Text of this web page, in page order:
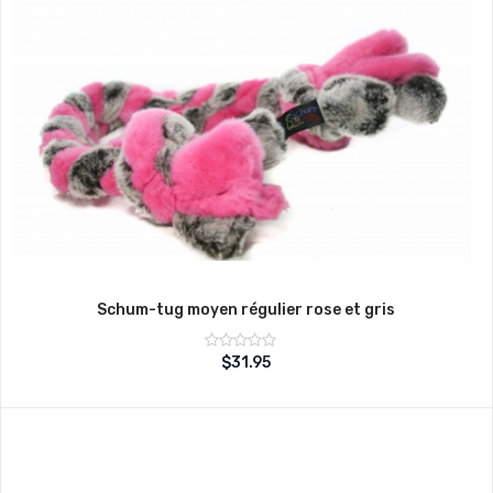
Schum-tug moyen régulier rose et gris
Note
sur
$31.95